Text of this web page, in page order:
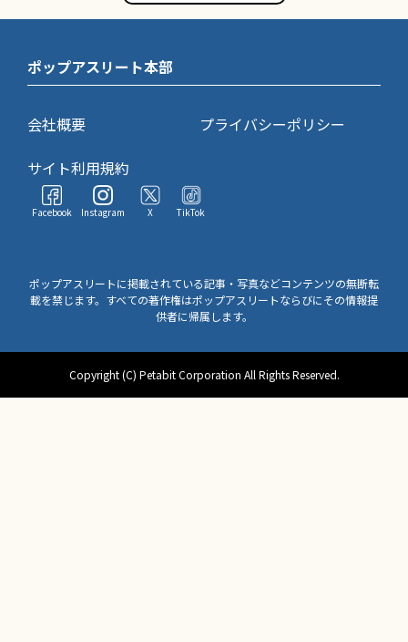
ポップアスリート本部
会社概要
プライバシーポリシー
サイト利用規約
Facebook Instagram X TikTok
ポップアスリートに掲載されている記事・写真などコンテンツの無断転
載を禁じます。すべての著作権はポップアスリートならびにその情報提
供者に帰属します。
Copyright (C) Petabit Corporation All Rights Reserved.